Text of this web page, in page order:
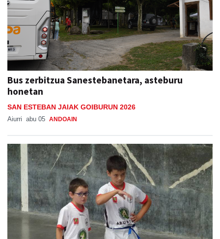
Bus zerbitzua Sanestebanetara, asteburu
honetan
SAN ESTEBAN JAIAK GOIBURUN 2026
Aiurri abu 05 ANDOAIN